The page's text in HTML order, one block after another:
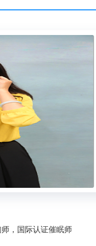
分，你都值得被爱”应是
探索，拓宽成功的定义
刷题更重要的“投资”。
纳和能量托举。它让我们
——孩子身心健康的存在本
的身心去感受生命、去热
教育的终点，从来不是将
韧、灵魂饱满的终身行
得稳，走得远，走得光芒
任编辑：微青
，国际认证催眠师